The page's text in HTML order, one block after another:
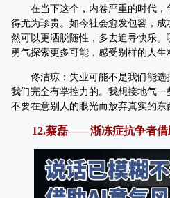
在当下这个，内卷严重的时代，
得尤为珍贵。如今社会愈发包容，
然可以更洒脱随性，多去追寻快乐
勇气探索更多可能，感受别样的人
佟洁琼：失业可能不是我们能选
我们完全有掌控力的。我想接地气一
不要在意别人的眼光而放弃真实的
12.蔡磊——渐冻症抗争者借